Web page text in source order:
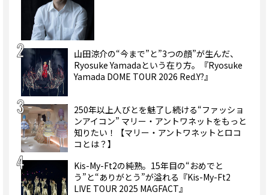
山田涼介の“今まで”と”3つの顔”が生んだ、
Ryosuke Yamadaという在り方。『Ryosuke
Yamada DOME TOUR 2026 Red.Y?』
250年以上人びとを魅了し続ける“ファッショ
ンアイコン” マリー・アントワネットをもっと
知りたい！【マリー・アントワネットとロコ
コとは？】
Kis-My-Ft2の純熟。15年目の“おめでと
う”と“ありがとう”が溢れる『Kis-My-Ft2
LIVE TOUR 2025 MAGFACT』